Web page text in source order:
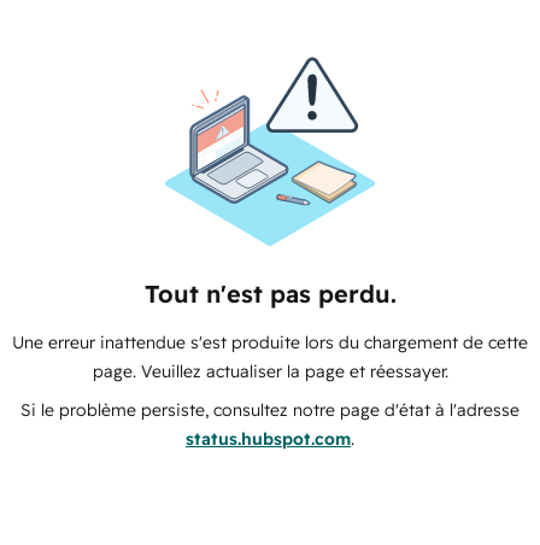
Tout n'est pas perdu.
Une erreur inattendue s'est produite lors du chargement de cette
page. Veuillez actualiser la page et réessayer.
Si le problème persiste, consultez notre page d'état à l'adresse
status.hubspot.com.